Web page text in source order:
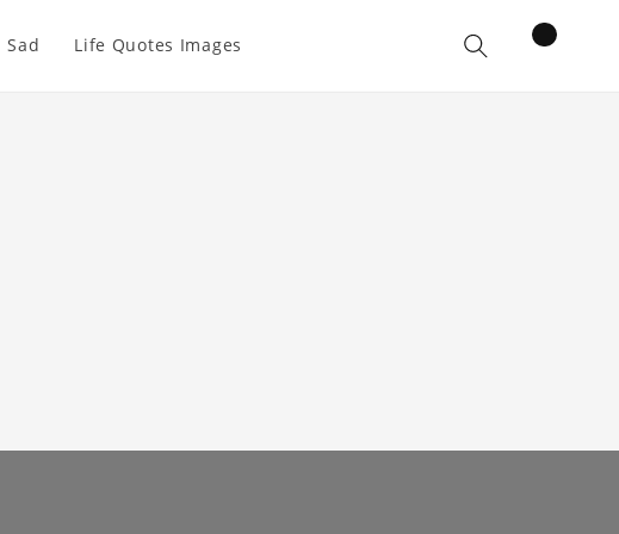
Sad Life Quotes Images Cart
items